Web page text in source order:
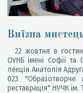
Виїзна
22 жовтня в
ОУНБ імені Софії та
лекція Анатолія
023 "Образотворче
реставрація" НУЧК ім.